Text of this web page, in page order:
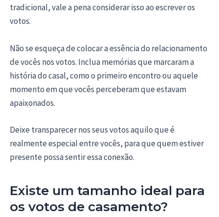
tradicional, vale a pena considerar isso ao escrever os
votos.
Não se esqueça de colocar a essência do relacionamento
de vocês nos votos. Inclua memórias que marcaram a
história do casal, como o primeiro encontro ou aquele
momento em que vocês perceberam que estavam
apaixonados.
Deixe transparecer nos seus votos aquilo que é
realmente especial entre vocês, para que quem estiver
presente possa sentir essa conexão.
Existe um tamanho ideal para
os votos de casamento?